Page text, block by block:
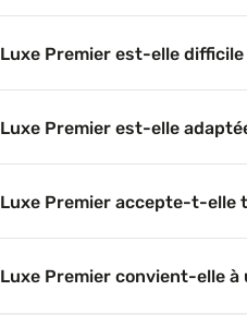
Luxe Premier est-elle
Luxe Premier est-elle
Luxe Premier accepte-t-elle
Luxe Premier convient-elle